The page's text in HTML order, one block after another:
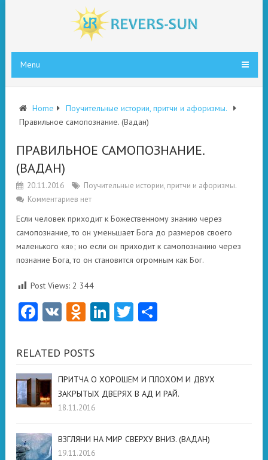
Menu
Home
Поучительные истории, притчи и афоризмы.
Правильное самопознание. (Вадан)
ПРАВИЛЬНОЕ САМОПОЗНАНИЕ.
(ВАДАН)
20.11.2016
Поучительные истории, притчи и афоризмы.
Комментариев нет
Если человек приходит к Божественному знанию через
самопознание, то он уменьшает Бога до размеров своего
маленького «я»; но если он приходит к самопознанию через
познание Бога, то он становится огромным как Бог.
Post Views: 2 344
Facebook
VK Odnoklassniki
LinkedIn
Twitter
RELATED POSTS
ПРИТЧА О ХОРОШЕМ И ПЛОХОМ И ДВУХ
ЗАКРЫТЫХ ДВЕРЯХ В АД И РАЙ.
18.11.2016
ВЗГЛЯНИ НА МИР СВЕРХУ ВНИЗ. (ВАДАН)
19.11.2016